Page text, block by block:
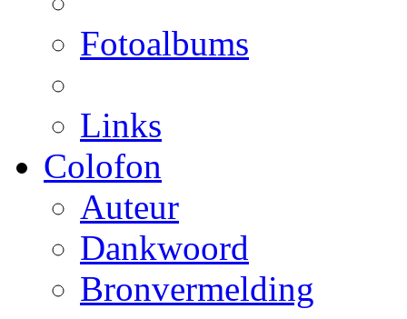
Fotoalbums
Links
Colofon
Auteur
Dankwoord
Bronvermelding